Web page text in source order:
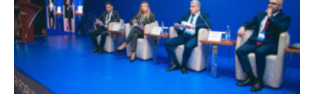
Ümumi məlumat
Qrupun üzvləri
Rəqəmsal ödənişlər sahəsində fırıldaqçılıq
əməliyyatlarına qarşı mübarizə
Ümumi məlumat
ESİ və Dayanıqlı bankçılıq
Data və Süni intellekt üzrə Ekspert Qrupu